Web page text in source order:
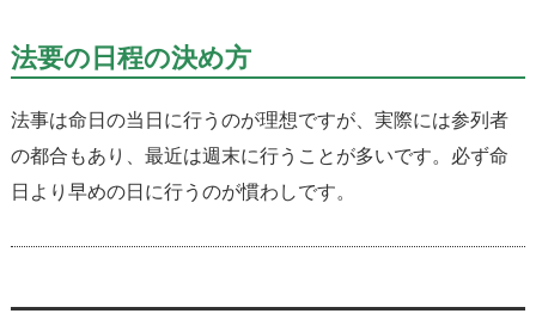
法要の日程の決め方
法事は命日の当日に行うのが理想ですが、実際には参列者
の都合もあり、最近は週末に行うことが多いです。必ず命
日より早めの日に行うのが慣わしです。